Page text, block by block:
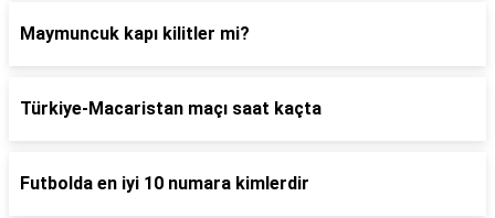
Maymuncuk kapı kilitler mi?
Türkiye-Macaristan maçı saat kaçta
Futbolda en iyi 10 numara kimlerdir